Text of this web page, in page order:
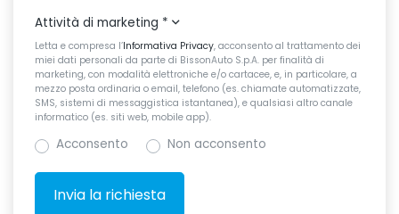
Attività di marketing *
Letta e compresa l’Informativa Privacy, acconsento al trattamento dei
miei dati personali da parte di BissonAuto S.p.A. per finalità di
marketing, con modalità elettroniche e/o cartacee, e, in particolare, a
mezzo posta ordinaria o email, telefono (es. chiamate automatizzate,
SMS, sistemi di messaggistica istantanea), e qualsiasi altro canale
informatico (es. siti web, mobile app).
Acconsento Non acconsento